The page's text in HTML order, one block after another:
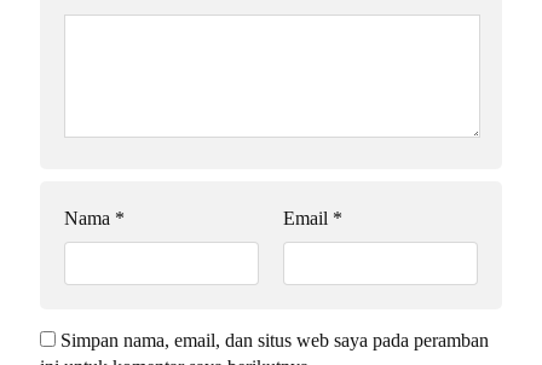
Nama * Email *
Simpan nama, email, dan situs web saya pada peramban